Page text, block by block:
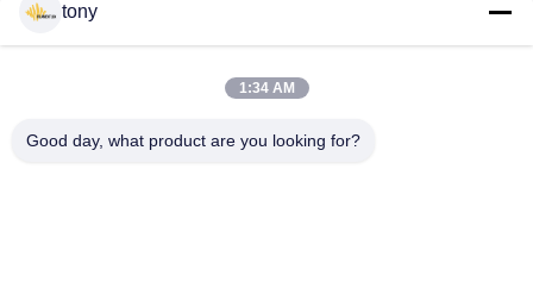
पता करने योग्य एलईडी
पट्टी
tony
1:34 AM
Good day, what product are you looking for?